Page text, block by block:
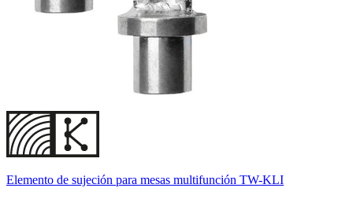
Elemento de sujeción para mesas multifunción TW-KLI